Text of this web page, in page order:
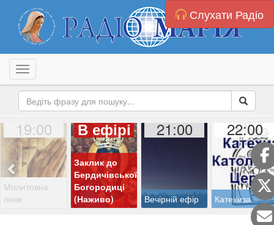
Слухати Радіо
Toggle navigation
19:00
Молитовна
лінія
В ефірі
Заклик до
Бердичівської
Богородиці
(Наживо)
21:00
Вечірній ефір
22:00
Катехиза